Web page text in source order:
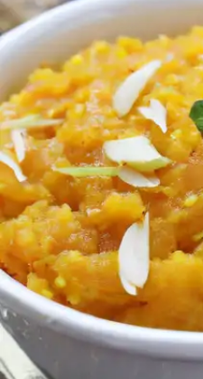
​सूजी
सूजी का हलवा स्वाद में
बनाया